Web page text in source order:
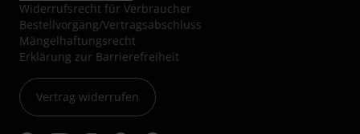
Widerrufsrecht für Verbraucher
Bestellvorgang/Vertragsabschluss
Mängelhaftungsrecht
Erklärung zur Barrierefreiheit
Vertrag widerrufen